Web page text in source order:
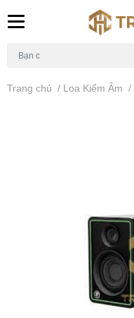
Trang chủ / Loa Kiểm Âm /